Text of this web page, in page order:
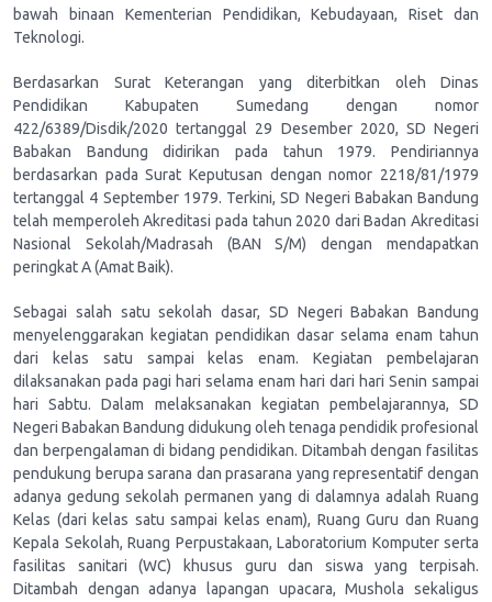
bawah binaan Kementerian Pendidikan, Kebudayaan, Riset dan
Teknologi.
Berdasarkan Surat Keterangan yang diterbitkan oleh Dinas
Pendidikan Kabupaten Sumedang dengan nomor
422/6389/Disdik/2020 tertanggal 29 Desember 2020, SD Negeri
Babakan Bandung didirikan pada tahun 1979. Pendiriannya
berdasarkan pada Surat Keputusan dengan nomor 2218/81/1979
tertanggal 4 September 1979. Terkini, SD Negeri Babakan Bandung
telah memperoleh Akreditasi pada tahun 2020 dari Badan Akreditasi
Nasional Sekolah/Madrasah (BAN S/M) dengan mendapatkan
peringkat A (Amat Baik).
Sebagai salah satu sekolah dasar, SD Negeri Babakan Bandung
menyelenggarakan kegiatan pendidikan dasar selama enam tahun
dari kelas satu sampai kelas enam. Kegiatan pembelajaran
dilaksanakan pada pagi hari selama enam hari dari hari Senin sampai
hari Sabtu. Dalam melaksanakan kegiatan pembelajarannya, SD
Negeri Babakan Bandung didukung oleh tenaga pendidik profesional
dan berpengalaman di bidang pendidikan. Ditambah dengan fasilitas
pendukung berupa sarana dan prasarana yang representatif dengan
adanya gedung sekolah permanen yang di dalamnya adalah Ruang
Kelas (dari kelas satu sampai kelas enam), Ruang Guru dan Ruang
Kepala Sekolah, Ruang Perpustakaan, Laboratorium Komputer serta
fasilitas sanitari (WC) khusus guru dan siswa yang terpisah.
Ditambah dengan adanya lapangan upacara, Mushola sekaligus